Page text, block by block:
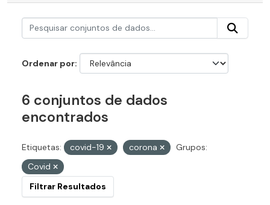
Ordenar por
6 conjuntos de dados
encontrados
Etiquetas: covid-19 corona
Grupos:
Covid
Filtrar Resultados